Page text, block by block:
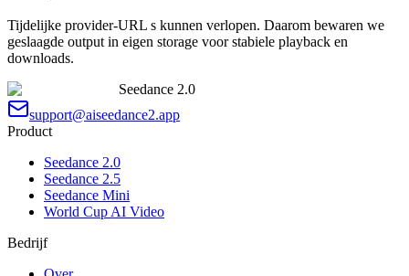
Tijdelijke provider-URL s kunnen verlopen. Daarom bewaren we
geslaagde output in eigen storage voor stabiele playback en
downloads.
Seedance 2.0
support@aiseedance2.app
Product
Seedance 2.0
Seedance 2.5
Seedance Mini
World Cup AI Video
Bedrijf